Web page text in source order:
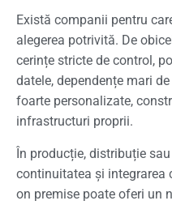
Există companii pentru
alegerea potrivită. De
cerințe stricte de control,
datele, dependențe mari
foarte personalizate,
infrastructuri proprii.
În producție, distribuție
continuitatea și integrarea
on premise poate oferi un